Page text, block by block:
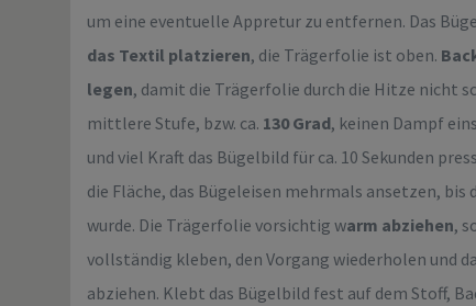
um eine eventuelle Appretur zu entfernen. Das
das Textil platzieren, die Trägerfolie ist oben.
legen, damit die Trägerfolie durch die Hitze nicht
mittlere Stufe, bzw. ca. 130 Grad, keinen Dampf
und viel Kraft das Bügelbild für ca. 10 Sekunden
die Fläche, das Bügeleisen mehrmals ansetzen,
wurde. Die Trägerfolie vorsichtig warm abziehen,
vollständig kleben, den Vorgang wiederholen und
abziehen. Klebt das Bügelbild fest auf dem Stoff,